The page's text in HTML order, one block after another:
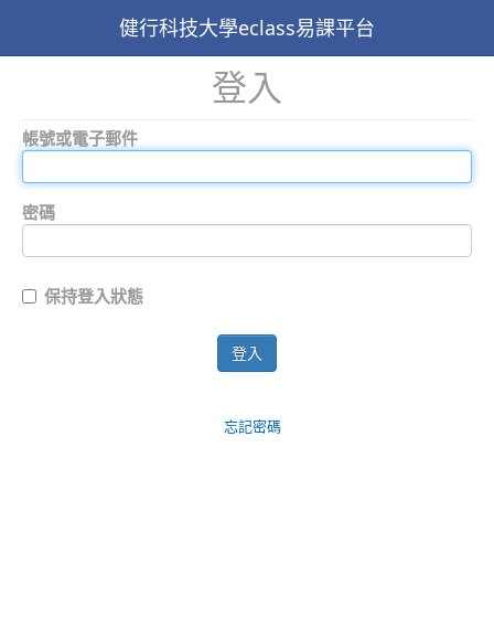
健行科技大學eclass易課平台
登入
帳號或電子郵件
密碼
保持登入狀態
登入
忘記密碼